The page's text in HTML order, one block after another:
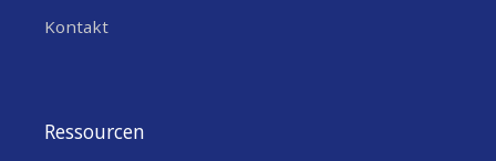
Kontakt
Ressourcen